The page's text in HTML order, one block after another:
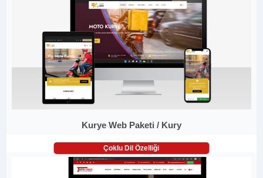
Kurye Web Paketi / Kury
Çoklu Dil Özelliği